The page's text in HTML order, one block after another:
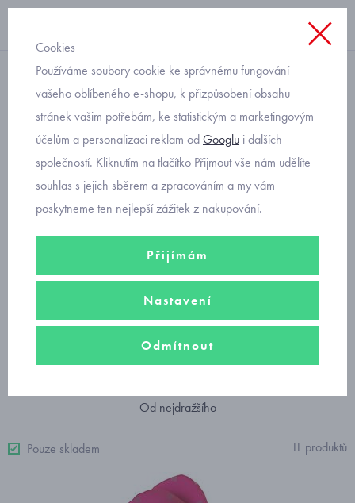
rukavice
rukavice softshellové
zateplené Fantom
Funkčnídívčízateplené softshellové rukavices membránou proti
vlhkosti. Zimní rukaviceFantomspolehlivě ochrání dětské ruce před
Seřadit podle
Od nejdražšího
Pouze skladem 11 produktů
Cookies
Používáme soubory cookie ke správnému fungování
vašeho oblíbeného e-shopu, k přizpůsobení obsahu
stránek vašim potřebám, ke statistickým a marketingovým
účelům a personalizaci reklam odGooglu i dalších
společností. Kliknutím na tlačítko Přijmout vše nám udělíte
souhlas s jejich sběrem a zpracováním a my vám
poskytneme ten nejlepší zážitek z nakupování.
Přijímám
Nastavení
Odmítnout